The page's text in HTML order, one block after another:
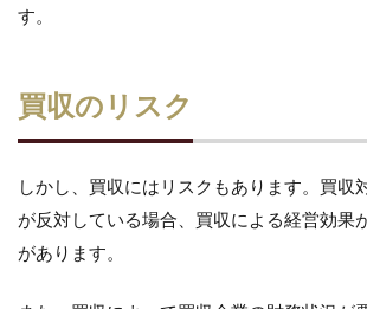
す。
買収のリスク
しかし、買収にはリスクもあります。買収
が反対している場合、買収による経営効果
があります。